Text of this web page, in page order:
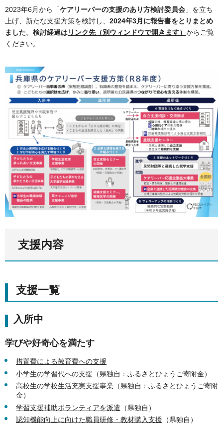
2023年6月から「ケアリーバーの支援のあり方検討委員会 」を立ち
上げ、新たな支援方策を検討し、 2024年3月に報告書をとりまとめ
ました。 検討経過はリンク先（別ウィンドウで開きます） からご覧
ください。
支援内容
支援一覧
入所中
学びや好奇心を満たす
措置費による教育費への支援
小学生の学習代への支援 （県独自：ふるさとひょうご寄附金）
高校生の学校生活充実支援事業 （県独自：ふるさとひょうご寄附
金）
学習支援補助ボランティアを派遣 （県独自）
認知機能向上に向けた職員研修・教材購入支援 （県独自）